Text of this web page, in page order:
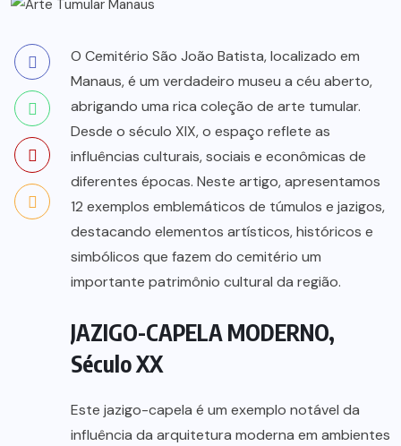
O Cemitério São João Batista, localizado em
Manaus, é um verdadeiro museu a céu aberto,
abrigando uma rica coleção de arte tumular.
Desde o século XIX, o espaço reflete as
influências culturais, sociais e econômicas de
diferentes épocas. Neste artigo, apresentamos
12 exemplos emblemáticos de túmulos e jazigos,
destacando elementos artísticos, históricos e
simbólicos que fazem do cemitério um
importante patrimônio cultural da região.
JAZIGO-CAPELA MODERNO,
Século XX
Este jazigo-capela é um exemplo notável da
influência da arquitetura moderna em ambientes